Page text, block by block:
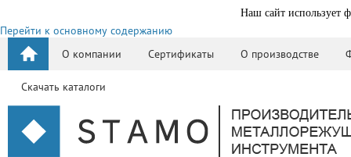
Наш сайт использует
Перейти к основному содержанию
О компании
Сертификаты О производстве
Скачать каталоги